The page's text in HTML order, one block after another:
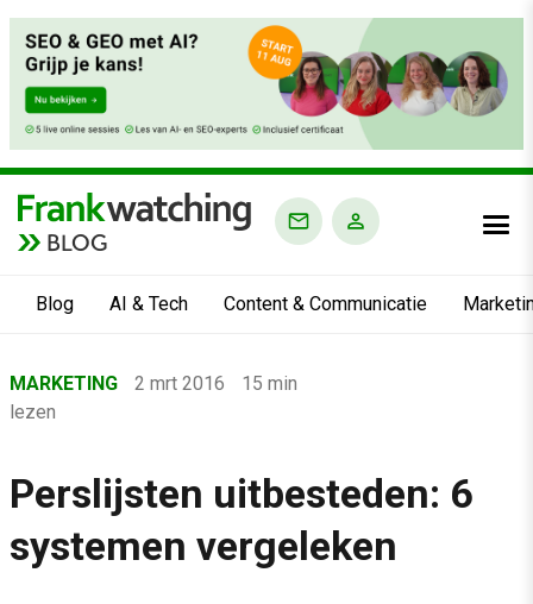
BLOG
Blog AI & Tech Content & Communicatie
›
Marketing
›
MARKETING 2 mrt 2016
15 min
lezen
Perslijsten uitbesteden: 6
systemen vergeleken